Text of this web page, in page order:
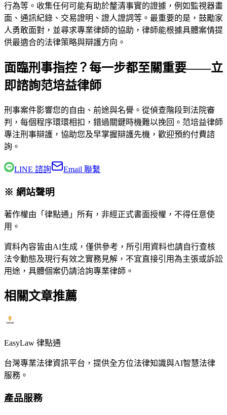
行為等。收集任何可能有助於釐清事實的證據，例如監視器畫
面、通訊紀錄、交易證明、證人證詞等。最重要的是，鼓勵家
人勇敢面對，並尋求專業律師的協助，律師能根據具體案情提
供最適合的法律策略與辯護方向。
面臨刑事指控？每一步都至關重要——立
即諮詢范培益律師
刑事案件影響您的自由、前途與名譽。從偵查階段到法院審
判，每個程序環環相扣，錯過關鍵時機難以挽回。 范培益律師
專注刑事辯護，協助您及早掌握辯護先機，歡迎預約付費諮
詢。
LINE 諮詢 Email 聯繫
※ 網站聲明
著作權由「律點通」所有，非經正式書面授權，不得任意使
用。
資料內容皆由AI生成，僅供參考，所引用資料也請自行查核
法令動態及現行有效之實務見解，不宜直接引用為主張或訴訟
用途，具體個案仍請洽詢專業律師。
相關文章推薦
EasyLaw 律點通
台灣專業法律資訊平台，提供全方位法律知識與AI智慧法律
服務。
產品服務